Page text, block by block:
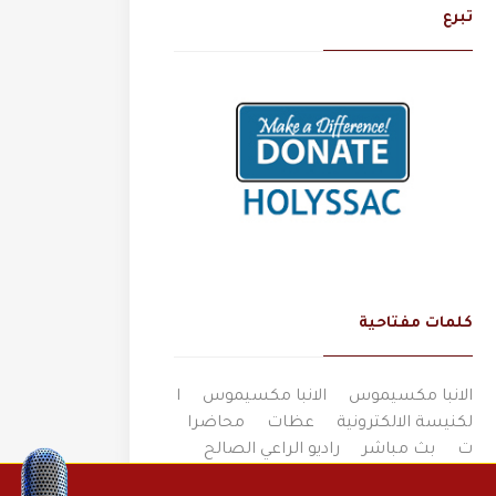
تبرع
كلمات مفتاحية
الانبا مكسيموس الانبا مكسيموس
ا
لكنيسة الالكترونية
عظات
محاضرا
ت
بث مباشر
راديو الراعي الصالح